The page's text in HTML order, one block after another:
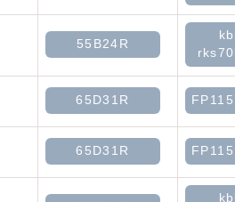
55B24R
65D31R
65D31R